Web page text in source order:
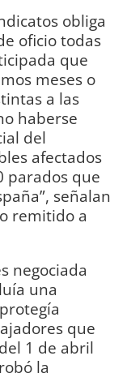
obliga
oficio todas
que
meses o
a las
haberse
del
afectados
parados que
señalan
remitido a
negociada
una
que
1 de abril
la